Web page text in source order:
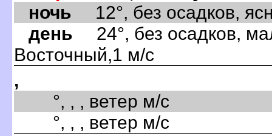
ночь 12°, без осадков,
день 24°, без осадков,
Восточный,1 м/с
,
°, , , ветер м/с
°, , , ветер м/с